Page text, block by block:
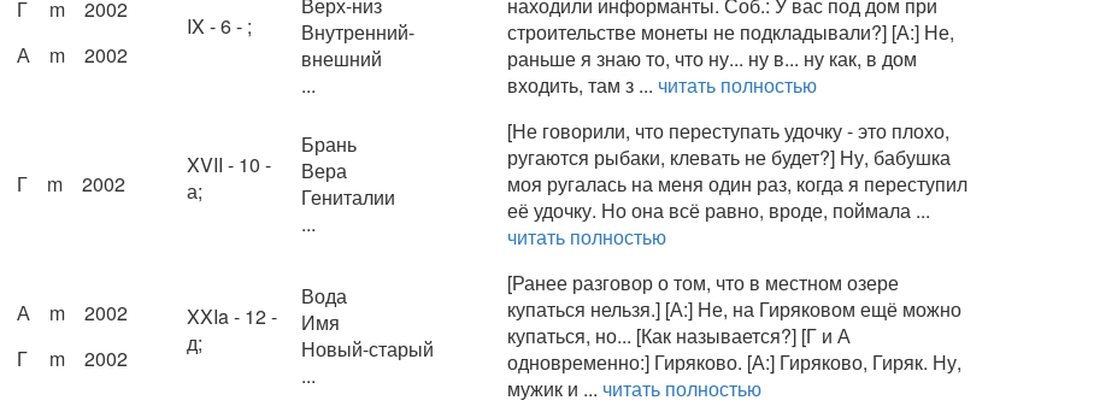
Г m
2002
А
m 2002
IX - 6 - ;
Внутренний-
внешний
...
строительстве монеты не подкладывали?] [А:] Не,
раньше я знаю то, что ну... ну в... ну как, в дом
входить, там з ... читать полностью
Г m 2002
XVII - 10 -
а;
Брань
Вера
Гениталии
...
[Не говорили, что переступать удочку - это плохо,
ругаются рыбаки, клевать не будет?] Ну, бабушка
моя ругалась на меня один раз, когда я переступил
её удочку. Но она всё равно, вроде, поймала ...
читать полностью
А m
2002
Г
m 2002
XXIa - 12 -
д;
Вода
Имя
Новый-старый
...
[Ранее разговор о том, что в местном озере
купаться нельзя.] [А:] Не, на Гиряковом ещё можно
купаться, но... [Как называется?] [Г и А
одновременно:] Гиряково. [А:] Гиряково, Гиряк. Ну,
мужик и ... читать полностью